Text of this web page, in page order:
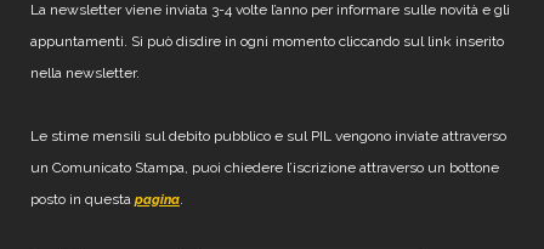
La newsletter viene inviata 3-4 volte l’anno per informare sulle novità e gli
appuntamenti. Si può disdire in ogni momento cliccando sul link inserito
nella newsletter.
Le stime mensili sul debito pubblico e sul PIL vengono inviate attraverso
un Comunicato Stampa, puoi chiedere l’iscrizione attraverso un bottone
posto in questa pagina.